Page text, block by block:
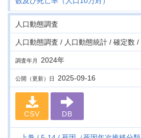
人口動態調査
人口動態調査 / 人口動態統計 / 確定数 /
調査年月 2024年
公開（更新）日 2025-09-16
CSV DB